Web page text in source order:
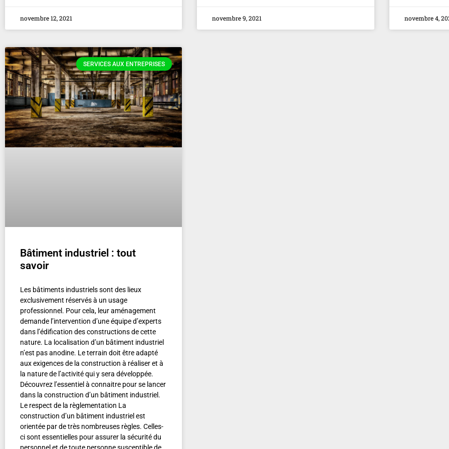
novembre 12, 2021 novembre 9, 2021 novembre 4,
SERVICES AUX ENTREPRISES
Bâtiment industriel : tout
savoir
Les bâtiments industriels sont des lieux
exclusivement réservés à un usage
professionnel. Pour cela, leur aménagement
demande l’intervention d’une équipe d’experts
dans l’édification des constructions de cette
nature. La localisation d’un bâtiment industriel
n’est pas anodine. Le terrain doit être adapté
aux exigences de la construction à réaliser et à
la nature de l’activité qui y sera développée.
Découvrez l’essentiel à connaitre pour se lancer
dans la construction d’un bâtiment industriel.
Le respect de la règlementation La
construction d’un bâtiment industriel est
orientée par de très nombreuses règles. Celles-
ci sont essentielles pour assurer la sécurité du
personnel et de toute personne susceptible de